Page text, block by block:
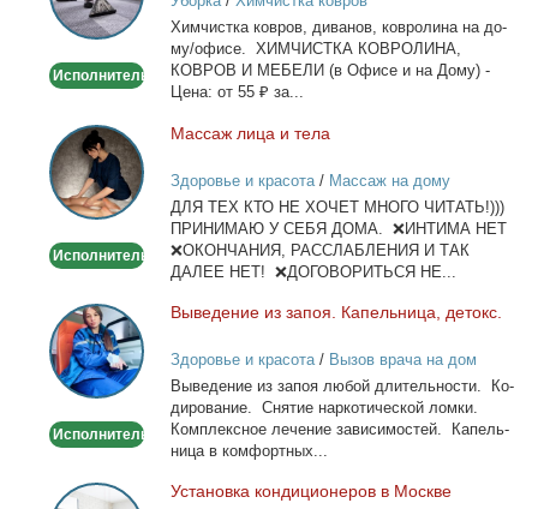
на
дому/
Исполнитель
Хим­чист­ка ков­ров, ди­ва­нов, ков­ро­ли­на на до­
му/офи­се. ХИМЧИСТКА КОВРОЛИНА,
КОВРОВ И МЕБЕЛИ (в Офи­се и на До­му) -
Це­на: от 55 ₽ за...
Массаж
лица
и
тела
Исполнитель
Мас­саж ли­ца и те­ла
Здоровье и красота/ Массаж на дому
ДЛЯ ТЕХ КТО НЕ ХОЧЕТ МНОГО ЧИТАТЬ!)))
ПРИНИМАЮ У СЕБЯ ДОМА. ❌ИНТИМА НЕТ
❌ОКОНЧАНИЯ, РАССЛАБЛЕНИЯ И ТАК
ДАЛЕЕ НЕТ! ❌ДОГОВОРИТЬСЯ НЕ...
Выведение
из
запоя.
Капельница,
Исполнитель
Вы­ве­де­ние из за­поя. Ка­пель­ни­ца, де­токс.
Здоровье и красота/ Вызов врача на дом
Вы­ве­де­ние из за­поя лю­бой дли­тель­но­сти. Ко­
ди­ро­ва­ние. Сня­тие нар­ко­ти­че­ской лом­ки.
Ком­плекс­ное ле­че­ние за­ви­си­мо­стей. Ка­пель­
ни­ца в ком­форт­ных...
Установка
Уста­нов­ка кон­ди­ци­о­не­ров в Москве